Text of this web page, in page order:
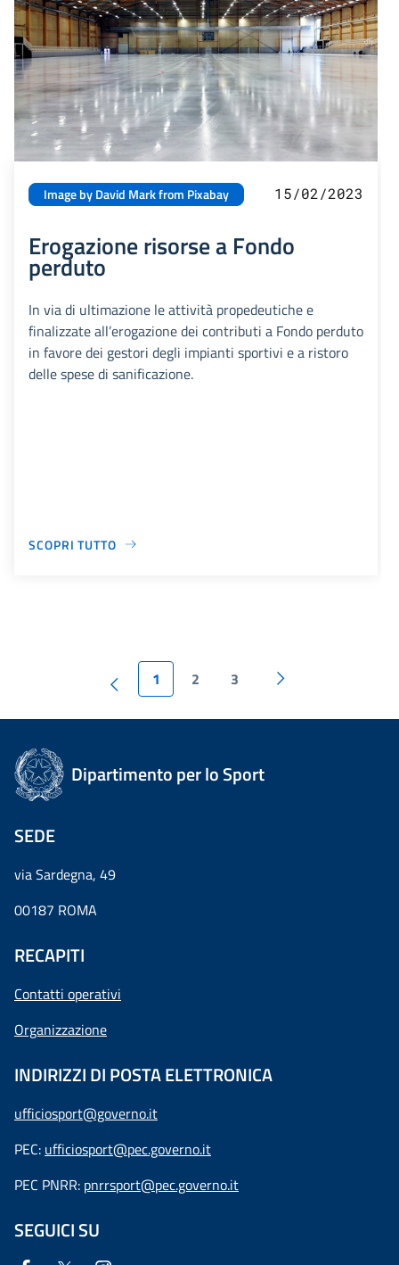
Image by David Mark from Pixabay 15/02/2023
Erogazione risorse a Fondo
perduto
In via di ultimazione le attività propedeutiche e
finalizzate all’erogazione dei contributi a Fondo perduto
in favore dei gestori degli impianti sportivi e a ristoro
delle spese di sanificazione.
SCOPRI TUTTO
1 2 3
Dipartimento per lo Sport
SEDE
via Sardegna, 49
00187 ROMA
RECAPITI
Contatti operativi
Organizzazione
INDIRIZZI DI POSTA ELETTRONICA
ufficiosport@governo.it
PEC: ufficiosport@pec.governo.it
PEC PNRR: pnrrsport@pec.governo.it
SEGUICI SU